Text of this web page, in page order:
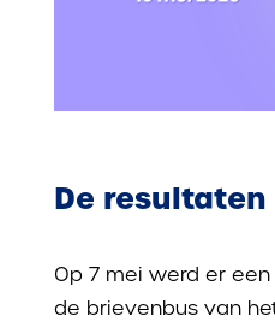
De resultaten
Op 7 mei werd er
de brievenbus van